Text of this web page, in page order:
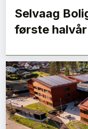
Selvaag
første halvår